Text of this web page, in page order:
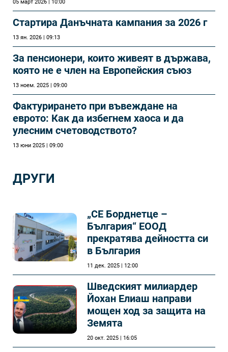
05 март 2026 | 10:00
Стартира Данъчната кампания за 2026 г
13 ян. 2026 | 09:13
За пенсионери, които живеят в държава,
която не е член на Европейския съюз
13 ноем. 2025 | 09:00
Фактурирането при въвеждане на
еврото: Как да избегнем хаоса и да
улесним счетоводството?
13 юни 2025 | 09:00
ДРУГИ
„СЕ Борднетце –
България“ ЕООД
прекратява дейността си
в България
11 дек. 2025 | 12:00
Шведският милиардер
Йохан Елиаш направи
мощен ход за защита на
Земята
20 окт. 2025 | 16:05